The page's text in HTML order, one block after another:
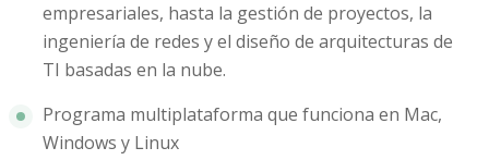
empresariales, hasta la gestión de proyectos, la
ingeniería de redes y el diseño de arquitecturas de
TI basadas en la nube.
Programa multiplataforma que funciona en Mac,
Windows y Linux